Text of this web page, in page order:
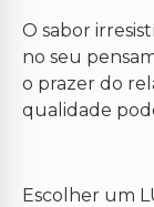
O sabor
no seu
o prazer do
qualidade
Escolher um